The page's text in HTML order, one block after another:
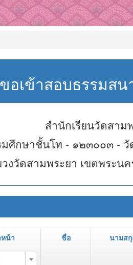
อเข้าสอบธรรมส
สำนักเรียนวัดสาม
มศึกษาชั้นโท - ๑๒๓๐๐๓ - วั
งวัดสามพระยา เขตพระน
น้า ชื่อ นามส